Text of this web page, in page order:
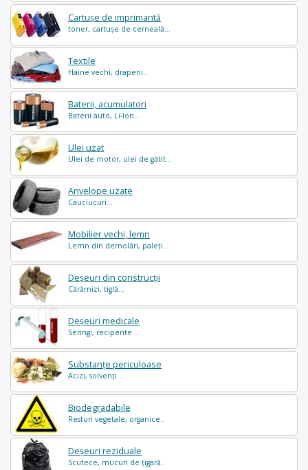
Cartușe de imprimantă
toner, cartușe de cerneală...
Textile
Haine vechi, draperii...
Baterii, acumulatori
Baterii auto, Li-Ion...
Ulei uzat
Ulei de motor, ulei de gătit...
Anvelope uzate
Cauciucuri...
Mobilier vechi, lemn
Lemn din demolări, paleți...
Deșeuri din construcții
Cărămizi, tiglă...
Deșeuri medicale
Seringi, recipente ...
Substanțe periculoase
Acizi, solvenți ...
Biodegradabile
Resturi vegetale, organice..
Deșeuri reziduale
Scutece, mucuri de țigară..